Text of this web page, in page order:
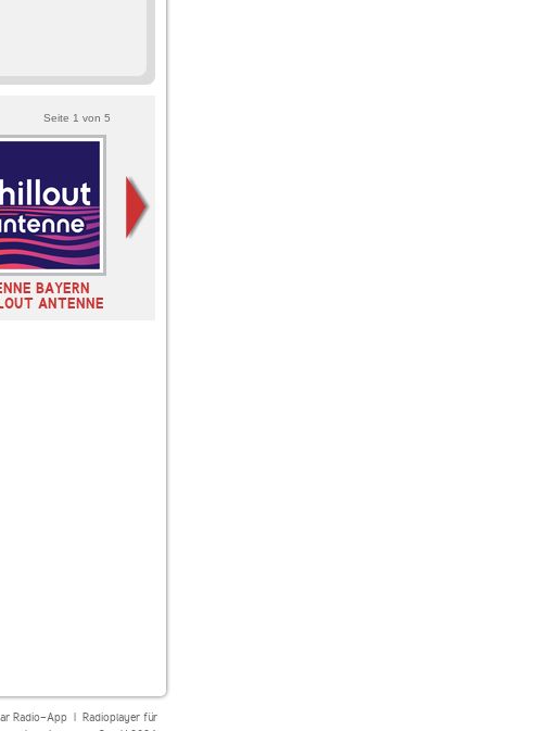
Seite 1 von 5
BAYERN
ANTENNE
Radio-App| Radioplayer für